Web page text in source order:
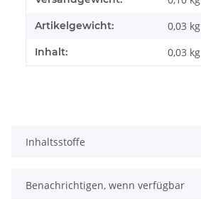
Artikelgewicht: 0,03 kg
Inhalt: 0,03 kg
Inhaltsstoffe
Benachrichtigen, wenn verfügbar